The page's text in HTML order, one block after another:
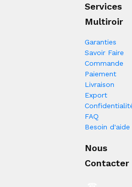
Services
Multiroir
Garanties
Savoir Faire
Commande
Paiement
Livraison
Export
FAQ
Besoin d'aide
Nous
Contacter